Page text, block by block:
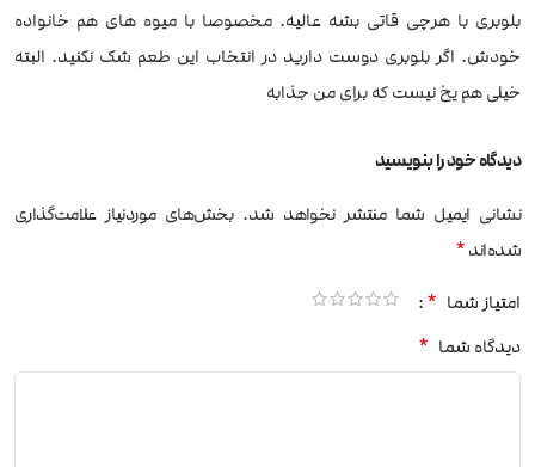
بلوبری با هرچی قاتی بشه عالیه. مخصوصا با میوه های هم خانواده
خودش. اگر بلوبری دوست دارید در انتخاب این طعم شک نکنید. البته
خیلی هم یخ نیست که برای من جذابه
دیدگاه خود را بنویسید
نشانی ایمیل شما منتشر نخواهد شد. بخش‌های موردنیاز علامت‌گذاری
شده‌اند*
امتیاز شما *
دیدگاه شما *